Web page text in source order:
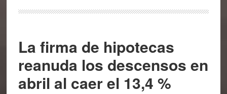
La firma de hipotecas
reanuda los descensos en
abril al caer el 13,4 %